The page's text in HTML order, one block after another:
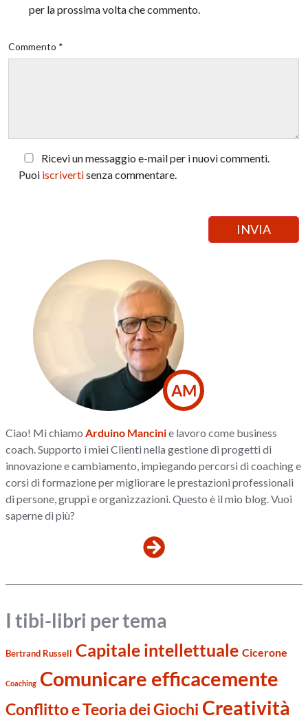
per la prossima volta che commento.
Commento *
Ricevi un messaggio e-mail per i nuovi commenti.
Puoi iscrivertisenza commentare.
AM
Ciao! Mi chiamo Arduino Mancinie lavoro come business
coach. Supporto i miei Clienti nella gestione di progetti di
innovazione e cambiamento, impiegando percorsi di coaching e
corsi di formazione per migliorare le prestazioni professionali
di persone, gruppi e organizzazioni. Questo è il mio blog. Vuoi
saperne di più?
I tibi-libri per tema
Bertrand Russell Capitale intellettuale Cicerone
Coaching Comunicare efficacemente
Conflitto e Teoria dei Giochi Creatività